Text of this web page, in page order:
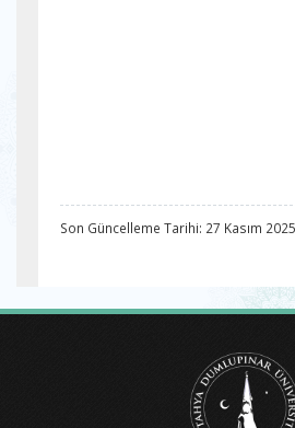
Son Güncelleme Tarihi: 27 Kasım